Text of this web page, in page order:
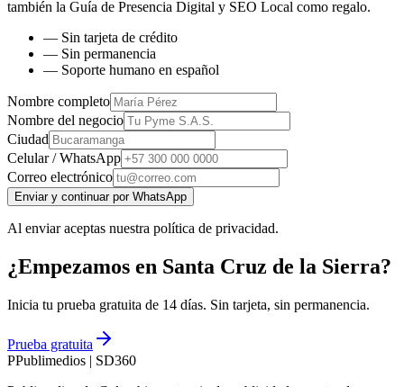
también la Guía de Presencia Digital y SEO Local como regalo.
— Sin tarjeta de crédito
— Sin permanencia
— Soporte humano en español
Nombre completo
Nombre del negocio
Ciudad
Celular / WhatsApp
Correo electrónico
Enviar y continuar por WhatsApp
Al enviar aceptas nuestra política de privacidad.
¿Empezamos en Santa Cruz de la Sierra?
Inicia tu prueba gratuita de 14 días. Sin tarjeta, sin permanencia.
Prueba gratuita
PPublimedios | SD360